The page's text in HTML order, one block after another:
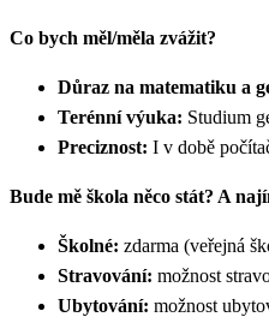
Co bych měl/měla zvážit?
Důraz na matematiku a
Terénní výuka: Studium
Preciznost: I v době
Bude mě škola něco stát? A
Školné: zdarma (veřejná
Stravování: možnost
Ubytování: možnost